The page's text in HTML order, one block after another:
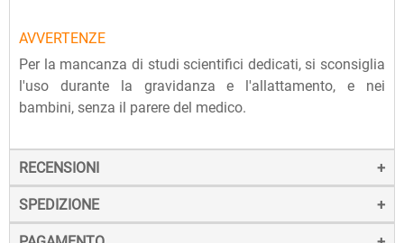
AVVERTENZE
Per la mancanza di studi scientifici dedicati, si sconsiglia
l'uso durante la gravidanza e l'allattamento, e nei
bambini, senza il parere del medico.
RECENSIONI
SPEDIZIONE